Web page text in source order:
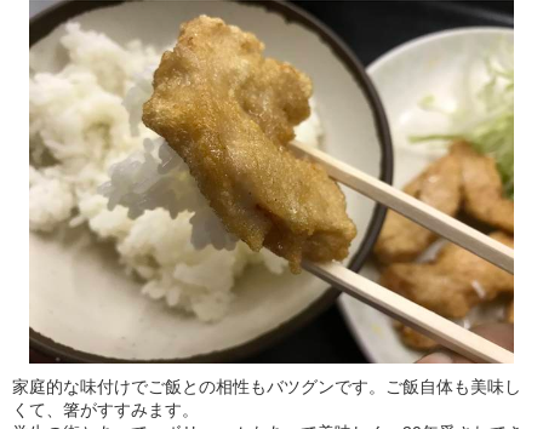
家庭的な味付けでご飯との相性もバツグンです。ご飯自体も美味し
くて、箸がすすみます。